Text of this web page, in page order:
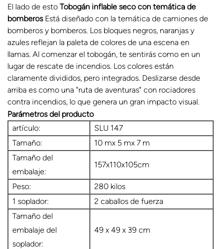
El lado de esto Tobogán inflable seco con temática de
bomberosEstá diseñado con la temática de camiones de
bomberos y bomberos. Los bloques negros, naranjas y
azules reflejan la paleta de colores de una escena en
llamas. Al comenzar el tobogán, te sentirás como en un
lugar de rescate de incendios. Los colores están
claramente divididos, pero integrados. Deslizarse desde
arriba es como una "ruta de aventuras" con rociadores
contra incendios, lo que genera un gran impacto visual.
Parámetros del producto
artículo:
SLU 147
Tamaño:
10 mx 5 mx 7 m
Tamaño del
embalaje:
157x110x105cm
Peso:
280 kilos
1 soplador:
2 caballos de fuerza
Tamaño del
embalaje del
soplador:
49 x 49 x 39 cm